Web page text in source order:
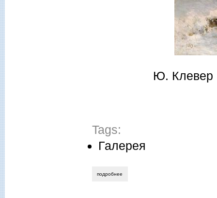
Ю. Клевер
Tags:
Галерея
подробнее